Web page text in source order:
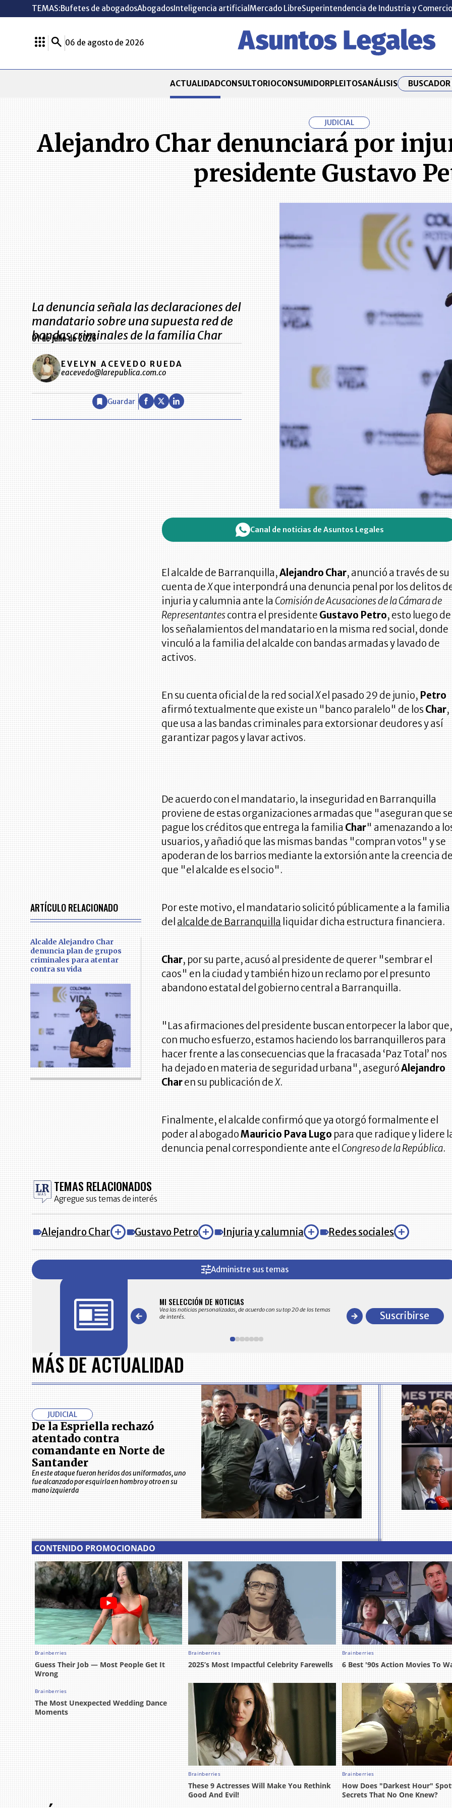
TEMAS:Bufetes de abogadosAbogadosInteligencia artificial Mercado LibreSuperintendencia de Industria y Comercio
06 de agosto de 2026
ACTUALIDADCONSULTORIOCONSUMIDORPLEITOSANÁLISIS
JUDICIAL
Alejandro Char denunciará por
presidente Gustavo
La denuncia señala las declaraciones del
mandatario sobre una supuesta red de
bandas criminales de la familia Char
01 de julio de 2026
EVELYN ACEVEDO RUEDA
eacevedo@larepublica.com.co
Guardar
Canal de noticias de Asuntos Legales
El alcalde de Barranquilla,Alejandro Char, anunció a través de su
cuenta deXque interpondrá una denuncia penal por los delitos
injuria y calumnia ante la Comisión de Acusaciones de la Cámara de
Representantescontra el presidente Gustavo Petro, esto luego de
los señalamientos del mandatario en la misma red social, donde
vinculó a la familia del alcalde con bandas armadas y lavado de
activos.
En su cuenta oficial de la red socialXel pasado 29 de junio, Petro
afirmó textualmente que existe un "banco paralelo" de los Char,
que usa a las bandas criminales para extorsionar deudores y así
garantizar pagos y lavar activos.
De acuerdo con el mandatario, la inseguridad en Barranquilla
proviene de estas organizaciones armadas que "aseguran que se
pague los créditos que entrega la familia Char" amenazando a
usuarios, y añadió que las mismas bandas "compran votos" y se
apoderan de los barrios mediante la extorsión ante la creencia de
que "el alcalde es el socio".
ARTÍCULO RELACIONADO
Alcalde Alejandro Char
denuncia plan de grupos
criminales para atentar
contra su vida
Por este motivo, el mandatario solicitó públicamente a la familia
del alcalde de Barranquilla liquidar dicha estructura financiera.
Char, por su parte, acusó al presidente de querer "sembrar el
caos" en la ciudad y también hizo un reclamo por el presunto
abandono estatal del gobierno central a Barranquilla.
"Las afirmaciones del presidente buscan entorpecer la labor que,
con mucho esfuerzo, estamos haciendo los barranquilleros para
hacer frente a las consecuencias que la fracasada ‘Paz Total’ nos
ha dejado en materia de seguridad urbana", aseguróAlejandro
Charen su publicación deX.
Finalmente, el alcalde confirmó que ya otorgó formalmente el
poder al abogadoMauricio Pava Lugo para que radique y lidere
denuncia penal correspondiente ante el Congreso de la República.
TEMAS RELACIONADOS
Agregue sus temas de interés
Alejandro Char Gustavo Petro Injuria y calumnia Redes sociales
Administre sus temas
en su correo electrónico las noticias seleccionadas por nuestro
MI SELECCIÓN DE NOTICIAS
Vea las noticias personalizadas, de acuerdo con su top 20 de los temas
de interés.
comportamiento general y detallado de las
en ventas en Colombia
of
7
Suscribirse
MÁS DE ACTUALIDAD
JUDICIAL
De la Espriella rechazó
atentado contra
comandante en Norte de
Santander
En este ataque fueron heridos dos uniformados, uno
fue alcanzado por esquirla en hombro y otro en su
mano izquierda